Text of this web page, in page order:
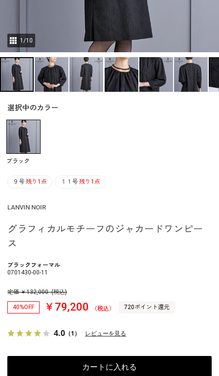
1 /10
選択中のカラー
ブラック
９号 残り1点 １１号 残り1点
LANVIN NOIR
グラフィカルモチーフのジャカードワンピー
ス
ブラックフォーマル
0701430-00-11
定価 ￥132,000 (税込)
40%OFF ￥79,200 （税込） 720ポイント還元
4.0 （1） レビューを見る
カートに入れる